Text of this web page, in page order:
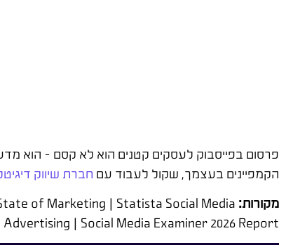
פרסום בפייסבוק לעסקים קטנים הוא לא קסם – הוא
הקמפיינים בעצמך, שקול לעבוד עם חברת שיווק
מקורות: of Marketing | Statista Social Media
Advertising | Social Media Examiner 2026 Report